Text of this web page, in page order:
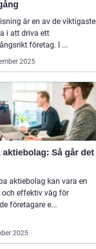
är en av de viktigaste
i att driva ett
företag. I ...
2025
aktiebolag: Så går det
aktiebolag kan vara en
och effektiv väg för
företagare e...
2025